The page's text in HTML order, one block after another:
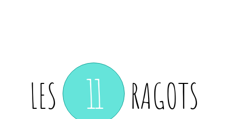
LES 11 RAGOTS